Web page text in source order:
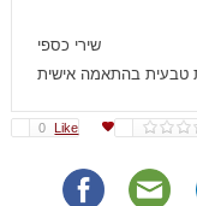
שירי כספי
טבעית בהתאמה אישית
Like
0